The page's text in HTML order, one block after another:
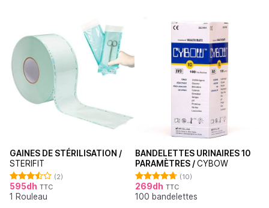
GAINES DE STÉRILISATION /
STERIFIT
Note
3.50sur
(2)
595dh TTC
1 Rouleau
BANDELETTES URINAIRES 10
PARAMÈTRES /CYBOW
Note4.70
sur 5
(10)
269dh TTC
100 bandelettes